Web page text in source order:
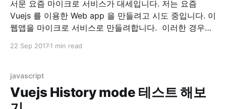
서문 요즘 마이크로 서비스가 대세입니다. 저는 요즘
Vuejs 를 이용한 Web app 을 만들려고 시도 중입니다. 이
웹앱을 마이크로 서비스로 만들려합니다. 이러한 경우에
Origin Resource Sharing) 이슈입니다. 환경 현재 시스템
localhost:8082에 떠있는 Web
22 Sep 20171 min read
javascript
Vuejs History mode 테스트 해보